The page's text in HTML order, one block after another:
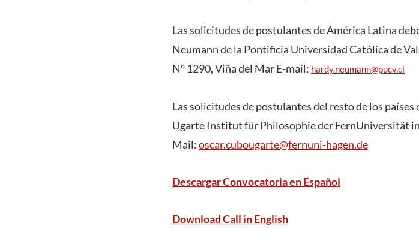
Las solicitudes de postulantes de América Latina
Neumann de la Pontificia Universidad Católica de
N° 1290, Viña del Mar E-mail: hardy.neumann@pucv.cl
Las solicitudes de postulantes del resto de los
Ugarte Institut für Philosophie der FernUniversität
Mail:oscar.cubougarte@fernuni-hagen.de
Descargar Convocatoria en Español
Download Call in English